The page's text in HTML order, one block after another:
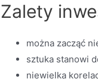
Zalety
można zacząć
sztuka stanowi
niewielka